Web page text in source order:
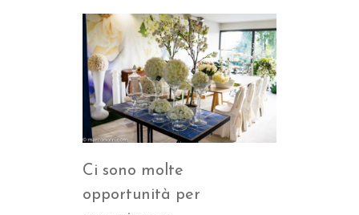
Ci sono molte
opportunità per